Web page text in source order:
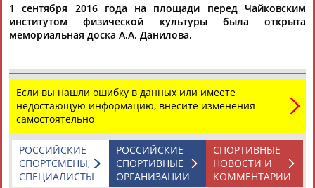
Рамазан
Тагир
Камиль
Камалудин
Абдула
ЕЩЁ ПЕРСОНЫ
1 сентября 2016 года на площади перед Чайковским
институтом физической культуры была открыта
мемориальная доска А.А. Данилова.
Если вы нашли ошибку в данных или имеете
недостающую информацию, внесите изменения
самостоятельно
СПОРТИВНЫЕ
НОВОСТИ И
КОММЕНТАРИИ
РОССИЙСКИЕ
СПОРТИВНЫЕ
ОРГАНИЗАЦИИ
РОССИЙСКИЕ
СПОРТСМЕНЫ,
СПЕЦИАЛИСТЫ